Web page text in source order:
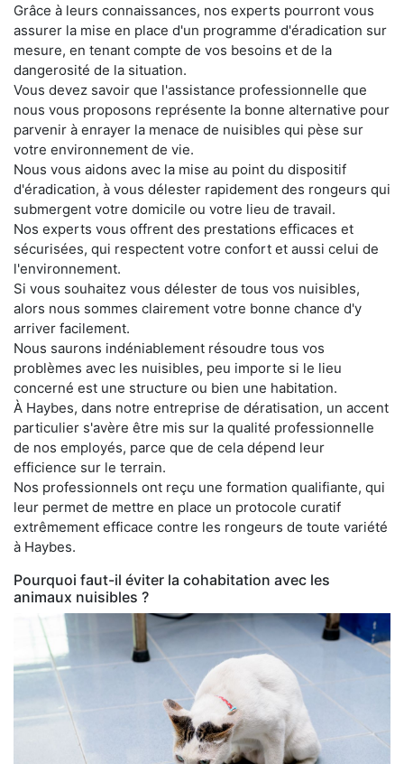
Grâce à leurs connaissances, nos experts pourront vous
assurer la mise en place d'un programme d'éradication sur
mesure, en tenant compte de vos besoins et de la
dangerosité de la situation.
Vous devez savoir que l'assistance professionnelle que
nous vous proposons représente la bonne alternative pour
parvenir à enrayer la menace de nuisibles qui pèse sur
votre environnement de vie.
Nous vous aidons avec la mise au point du dispositif
d'éradication, à vous délester rapidement des rongeurs qui
submergent votre domicile ou votre lieu de travail.
Nos experts vous offrent des prestations efficaces et
sécurisées, qui respectent votre confort et aussi celui de
l'environnement.
Si vous souhaitez vous délester de tous vos nuisibles,
alors nous sommes clairement votre bonne chance d'y
arriver facilement.
Nous saurons indéniablement résoudre tous vos
problèmes avec les nuisibles, peu importe si le lieu
concerné est une structure ou bien une habitation.
À Haybes, dans notre entreprise de dératisation, un accent
particulier s'avère être mis sur la qualité professionnelle
de nos employés, parce que de cela dépend leur
efficience sur le terrain.
Nos professionnels ont reçu une formation qualifiante, qui
leur permet de mettre en place un protocole curatif
extrêmement efficace contre les rongeurs de toute variété
à Haybes.
Pourquoi faut-il éviter la cohabitation avec les
animaux nuisibles ?